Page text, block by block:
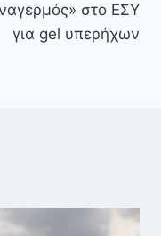
στο ΕΣΥ
για gel υπερήχων